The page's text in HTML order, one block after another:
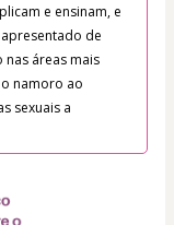
e ensinam, e
de
nas áreas mais
namoro ao
sexuais a